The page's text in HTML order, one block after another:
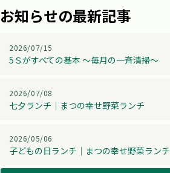
お知らせの最新記事
2026/07/15
5Ｓがすべての基本 ～毎月の一斉清掃～
2026/07/08
七夕ランチ│まつの幸せ野菜ランチ
2026/05/06
子どもの日ランチ│まつの幸せ野菜ランチ